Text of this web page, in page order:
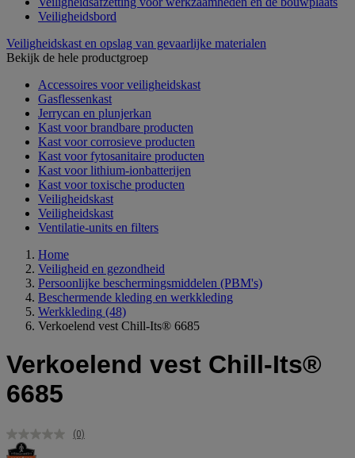
Veiligheidsbord
Veiligheidskast en opslag van gevaarlijke materialen
Bekijk de hele productgroep
Accessoires voor veiligheidskast
Gasflessenkast
Jerrycan en plunjerkan
Kast voor brandbare producten
Kast voor corrosieve producten
Kast voor fytosanitaire producten
Kast voor lithium-ionbatterijen
Kast voor toxische producten
Veiligheidskast
Veiligheidskast
Ventilatie-units en filters
Home
Veiligheid en gezondheid
Persoonlijke beschermingsmiddelen (PBM's)
Beschermende kleding en werkkleding
Werkkleding (48)
Verkoelend vest Chill-Its® 6685
Verkoelend vest Chill-Its®
6685
Geen
(0)